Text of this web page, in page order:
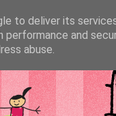
to deliver its
performance and
abuse.